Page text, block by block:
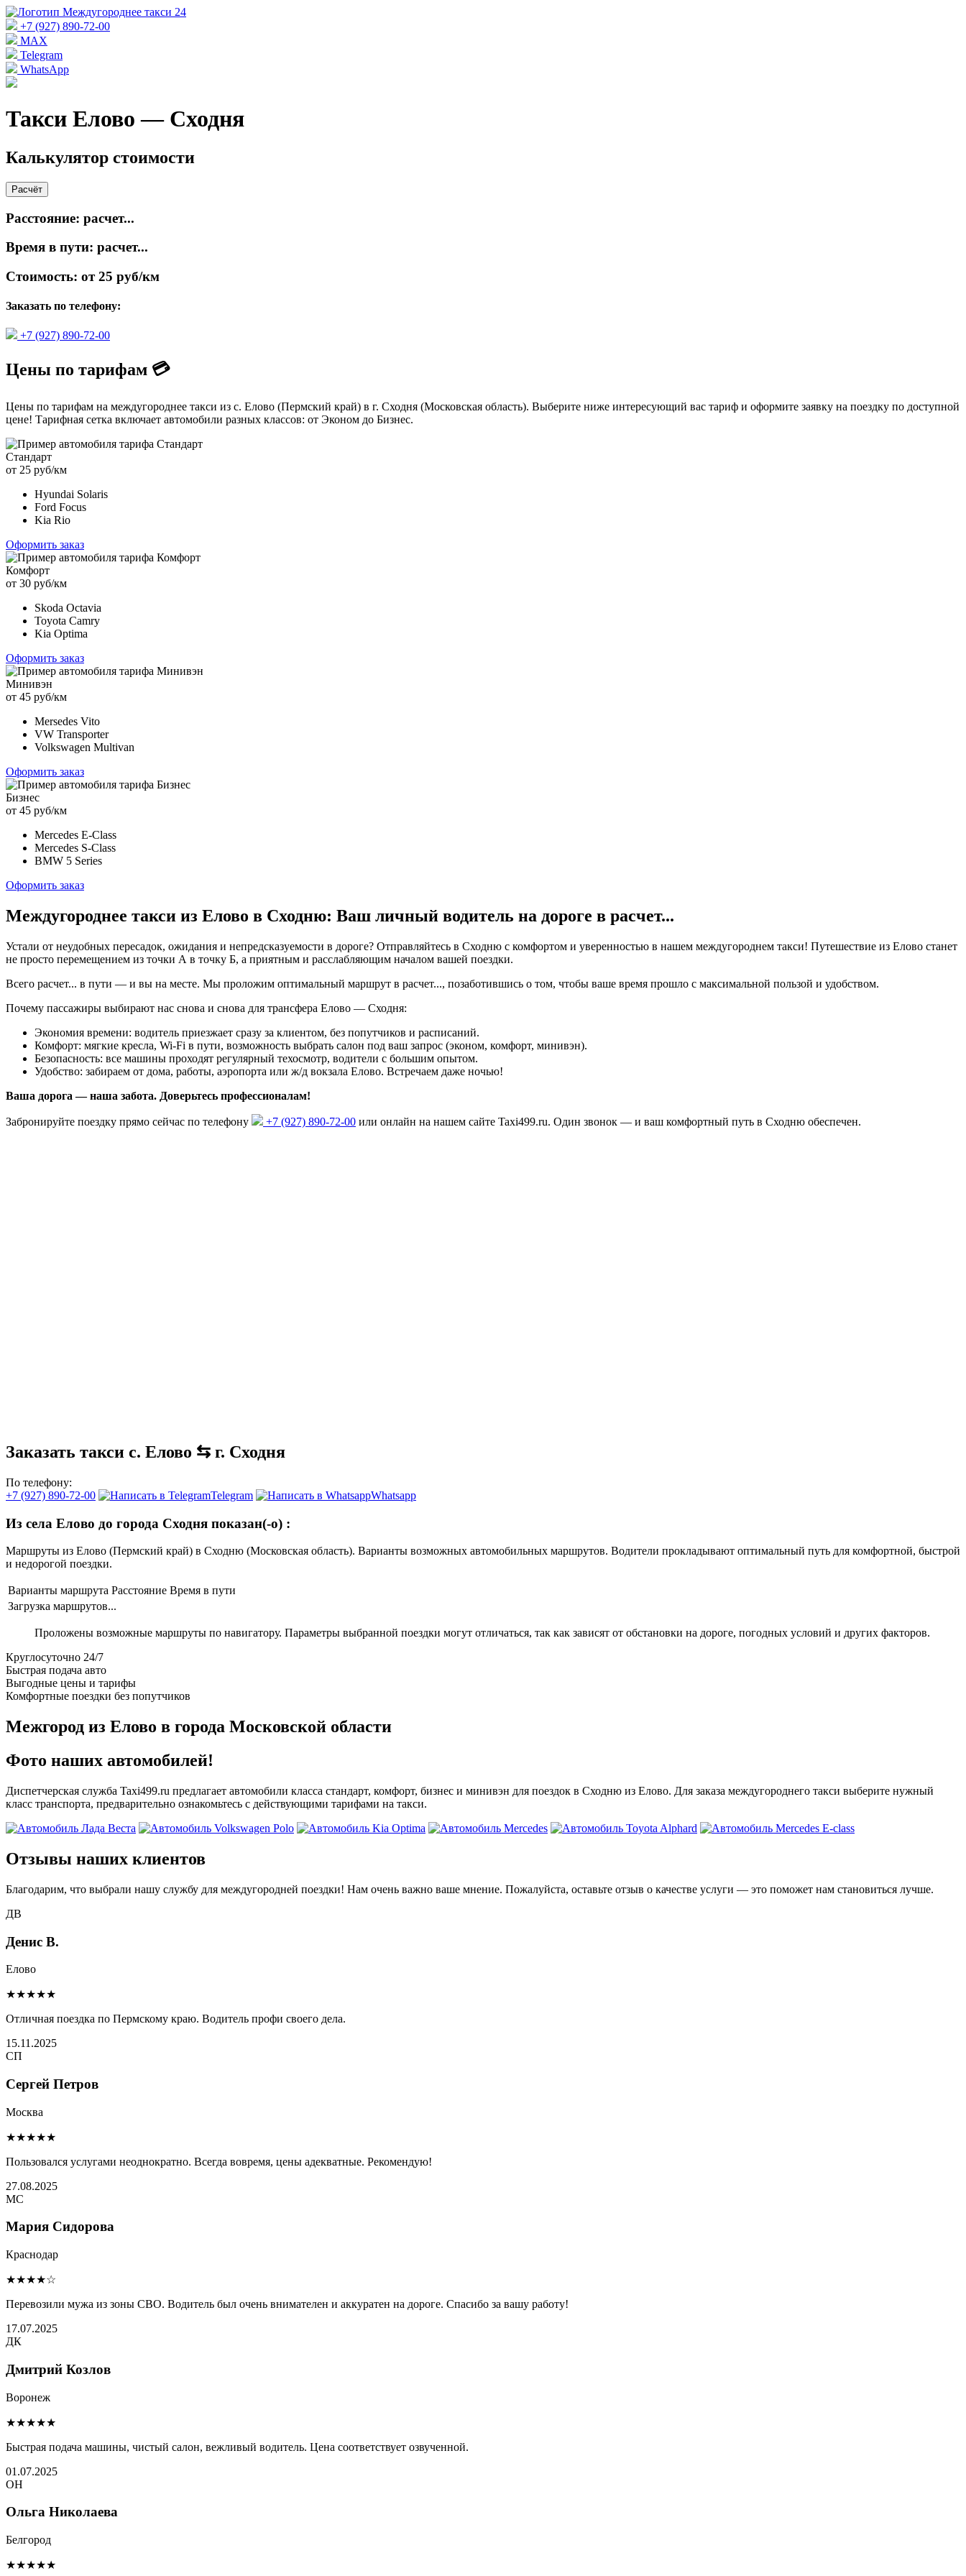
+7 (927) 890-72-00
MAX
Telegram
WhatsApp
Такси Елово — Сходня
Калькулятор стоимости
Расчёт
Расстояние: расчет...
Время в пути: расчет...
Стоимость: от 25 руб/км
Заказать по телефону:
+7 (927) 890-72-00
Цены по тарифам 💳
Цены по тарифам на междугороднее такси из с. Елово (Пермский край) в г. Сходня (Московская область). Выберите ниже интересующий вас тариф и оформите заявку на поездку по доступной
цене! Тарифная сетка включает автомобили разных классов: от Эконом до Бизнес.
Стандарт
от 25 руб/км
Hyundai Solaris
Ford Focus
Kia Rio
Оформить заказ
Комфорт
от 30 руб/км
Skoda Octavia
Toyota Camry
Kia Optima
Оформить заказ
Минивэн
от 45 руб/км
Mersedes Vito
VW Transporter
Volkswagen Multivan
Оформить заказ
Бизнес
от 45 руб/км
Mercedes E-Class
Mercedes S-Class
BMW 5 Series
Оформить заказ
Междугороднее такси из Елово в Сходню: Ваш личный водитель на дороге в расчет...
Устали от неудобных пересадок, ожидания и непредсказуемости в дороге? Отправляйтесь в Сходню с комфортом и уверенностью в нашем междугороднем такси! Путешествие из Елово станет
не просто перемещением из точки А в точку Б, а приятным и расслабляющим началом вашей поездки.
Всего расчет... в пути — и вы на месте. Мы проложим оптимальный маршрут в расчет..., позаботившись о том, чтобы ваше время прошло с максимальной пользой и удобством.
Почему пассажиры выбирают нас снова и снова для трансфера Елово — Сходня:
Экономия времени: водитель приезжает сразу за клиентом, без попутчиков и расписаний.
Комфорт: мягкие кресла, Wi-Fi в пути, возможность выбрать салон под ваш запрос (эконом, комфорт, минивэн).
Безопасность: все машины проходят регулярный техосмотр, водители с большим опытом.
Удобство: забираем от дома, работы, аэропорта или ж/д вокзала Елово. Встречаем даже ночью!
Ваша дорога — наша забота. Доверьтесь профессионалам!
Забронируйте поездку прямо сейчас по телефону +7 (927) 890-72-00 или онлайн на нашем сайте Taxi499.ru. Один звонок — и ваш комфортный путь в Сходню обеспечен.
Заказать такси с. Елово ⇆ г. Сходня
По телефону:
+7 (927) 890-72-00
Telegram Whatsapp
Из села Елово до города Сходня показан(-о) :
Маршруты из Елово (Пермский край) в Сходню (Московская область). Варианты возможных автомобильных маршрутов. Водители прокладывают оптимальный путь для комфортной, быстрой
и недорогой поездки.
Варианты маршрута Расстояние Время в пути
Загрузка маршрутов...
Проложены возможные маршруты по навигатору. Параметры выбранной поездки могут отличаться, так как зависят от обстановки на дороге, погодных условий и других факторов.
Круглосуточно 24/7
Быстрая подача авто
Выгодные цены и тарифы
Комфортные поездки без попутчиков
Межгород из Елово в города Московской области
Фото наших автомобилей!
Диспетчерская служба Taxi499.ru предлагает автомобили класса стандарт, комфорт, бизнес и минивэн для поездок в Сходню из Елово. Для заказа междугороднего такси выберите нужный
класс транспорта, предварительно ознакомьтесь с действующими тарифами на такси.
Отзывы наших клиентов
Благодарим, что выбрали нашу службу для междугородней поездки! Нам очень важно ваше мнение. Пожалуйста, оставьте отзыв о качестве услуги — это поможет нам становиться лучше.
ДВ
Денис В.
Елово
★★★★★
Отличная поездка по Пермскому краю. Водитель профи своего дела.
15.11.2025
СП
Сергей Петров
Москва
★★★★★
Пользовался услугами неоднократно. Всегда вовремя, цены адекватные. Рекомендую!
27.08.2025
МС
Мария Сидорова
Краснодар
★★★★☆
Перевозили мужа из зоны СВО. Водитель был очень внимателен и аккуратен на дороге. Спасибо за вашу работу!
17.07.2025
ДК
Дмитрий Козлов
Воронеж
★★★★★
Быстрая подача машины, чистый салон, вежливый водитель. Цена соответствует озвученной.
01.07.2025
ОН
Ольга Николаева
Белгород
★★★★★